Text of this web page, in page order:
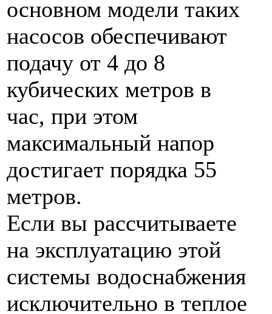
основном модели таких
насосов обеспечивают
подачу от 4 до 8
кубических метров в
час, при этом
максимальный напор
достигает порядка 55
метров.
Если вы рассчитываете
на эксплуатацию этой
системы водоснабжения
исключительно в теплое